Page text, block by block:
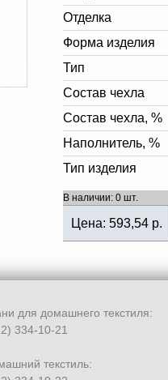
Отделка
Форма изделия
Тип
Состав чехла
Состав чехла, %
Наполнитель, %
Тип изделия
В наличии: 0 шт.
Цена: 593,54 р.
для домашнего текстиля:
334-10-21
текстиль: